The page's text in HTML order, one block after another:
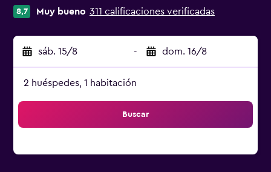
8,7 Muy bueno 311 calificaciones verificadas
sáb. 15/8 - dom. 16/8
2 huéspedes, 1 habitación
Buscar